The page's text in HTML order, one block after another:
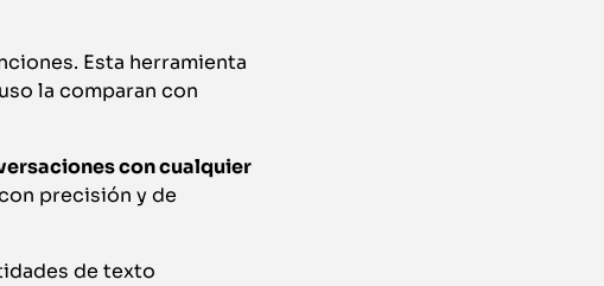
Esta herramienta
la comparan con
con cualquier
precisión y de
de texto